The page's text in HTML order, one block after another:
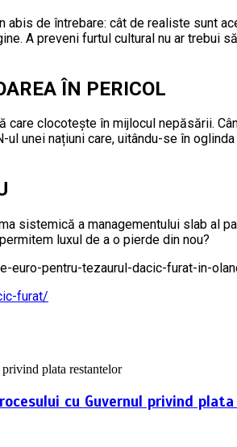
de întrebare: cât de realiste sunt
A preveni furtul cultural nu ar trebui
ÎN PERICOL
care clocotește în mijlocul nepăsării.
unei națiuni care, uitându-se în
sistemică a managementului slab al
luxul de a o pierde din nou?
pentru-tezaurul-dacic-furat-in-
furat/
cu Guvernul privind